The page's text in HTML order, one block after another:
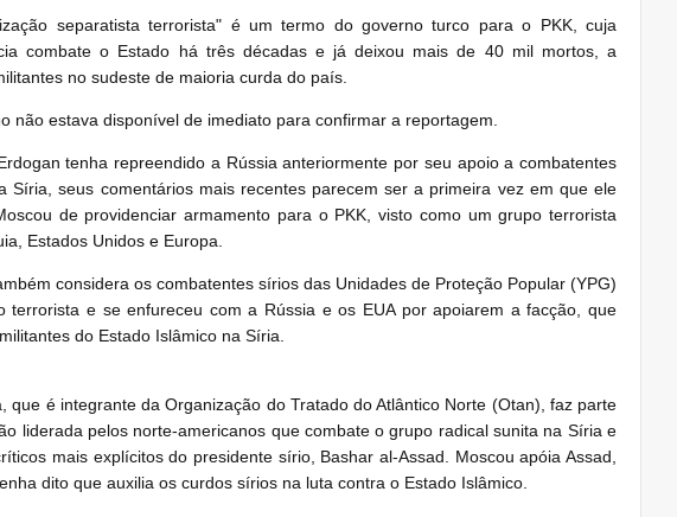
separatista terrorista" é um termo do governo turco para o PKK, cuja
combate o Estado há três décadas e já deixou mais de 40 mil mortos, a
no sudeste de maioria curda do país.
não estava disponível de imediato para confirmar a reportagem.
tenha repreendido a Rússia anteriormente por seu apoio a combatentes
Síria, seus comentários mais recentes parecem ser a primeira vez em que ele
de providenciar armamento para o PKK, visto como um grupo terrorista
Estados Unidos e Europa.
considera os combatentes sírios das Unidades de Proteção Popular (YPG)
terrorista e se enfureceu com a Rússia e os EUA por apoiarem a facção, que
do Estado Islâmico na Síria.
que é integrante da Organização do Tratado do Atlântico Norte (Otan), faz parte
liderada pelos norte-americanos que combate o grupo radical sunita na Síria e
mais explícitos do presidente sírio, Bashar al-Assad. Moscou apóia Assad,
dito que auxilia os curdos sírios na luta contra o Estado Islâmico.